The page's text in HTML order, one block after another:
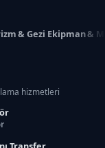
& Gezi Ekipman &
hizmetleri